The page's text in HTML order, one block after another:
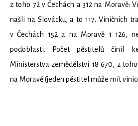
z toho 72 v Čechách a 312 na Moravě:
našli na Slovácku, a to 117. Viničních
v Čechách 152 a na Moravě 1 126,
podoblasti. Počet pěstitelů činil
Ministerstva zemědělství 18 670, z toho
na Moravě (jeden pěstitel může mít